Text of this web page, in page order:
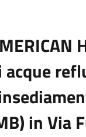
acque
in Via